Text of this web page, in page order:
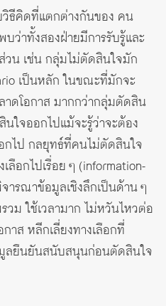
ธีคิดที่แตกต่างกันของ คน
ว่าทั้งสองฝ่ายมีการรับรู้และ
น เช่น กลุ่มไม่ตัดสินใจมัก
เป็นหลัก ในขณะที่มักจะ
าดโอกาส มากกว่ากลุ่มตัดสิน
นใจออกไปแม้จะรู้ว่าจะต้อง
กไป กลยุทธ์ที่คนไม่ตัดสินใจ
ลือกไปเรื่อย ๆ (information-
ารณาข้อมูลเชิงลึกเป็นด้าน ๆ
ม ใช้เวลามาก ไม่หวันไหวต่อ
กาส หลีกเลี่ยงทางเลือกที่
ลยืนยันสนับสนุนก่อนตัดสินใจ